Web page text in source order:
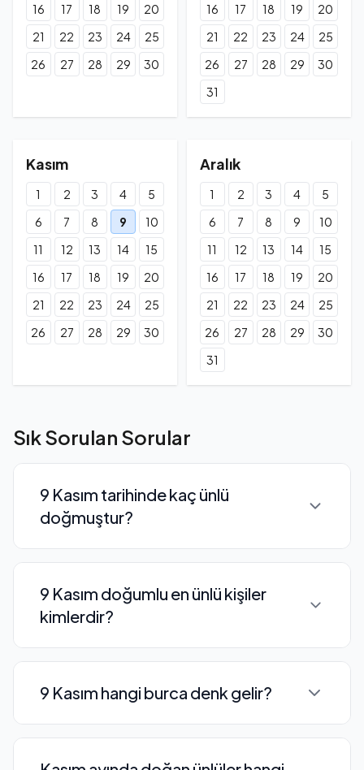
16
17 18 19
20
21
22 23 24
25
26
27 28 29 30
16
17 18 19
20
21
22 23 24
25
26
27 28 29
30
31
Kasım
1 2 3 4
5
6
7 8 9
10
11
12 13 14
15
16
17 18 19
20
21
22 23 24
25
26
27 28 29 30
Aralık
1 2 3 4
5
6
7 8 9
10
11
12 13 14
15
16
17 18 19
20
21
22 23 24
25
26
27 28 29
30
31
Sık Sorulan Sorular
9 Kasım tarihinde kaç ünlü
doğmuştur?
doğmuştur. Bunların 8 tanesi oyuncu, 3
tanesi şarkıcıdır.
9 Kasım doğumlu en ünlü kişiler
kimlerdir?
Namoğlu, Hazal Çağlar, Gökçe Bahadır
gibi isimler 9 Kasım doğumludur.
9 Kasım hangi burca denk gelir?